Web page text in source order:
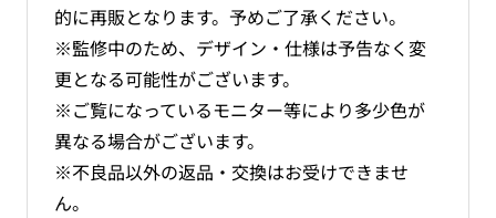
的に再販となります。予めご了承ください。
※監修中のため、デザイン・仕様は予告なく変
更となる可能性がございます。
※ご覧になっているモニター等により多少色が
異なる場合がございます。
※不良品以外の返品・交換はお受けできませ
ん。